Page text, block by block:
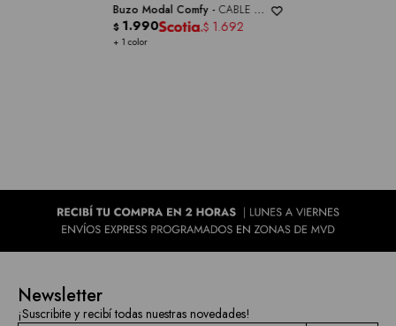
Buzo Modal Comfy -CABLE &
GAUGE
+ 1 color
$ 1.990 $ 1.692
Newsletter
¡Suscribite y recibí todas nuestras novedades!